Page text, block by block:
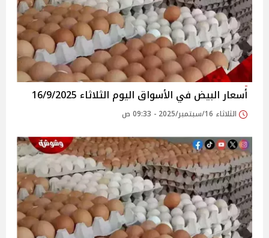
أسعار البيض في الأسواق‎‎ اليوم الثلاثاء 16/9/2025
الثلاثاء 16/سبتمبر/2025 - 09:33 ص